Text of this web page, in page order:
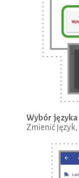
Wybór języka
Zmienić